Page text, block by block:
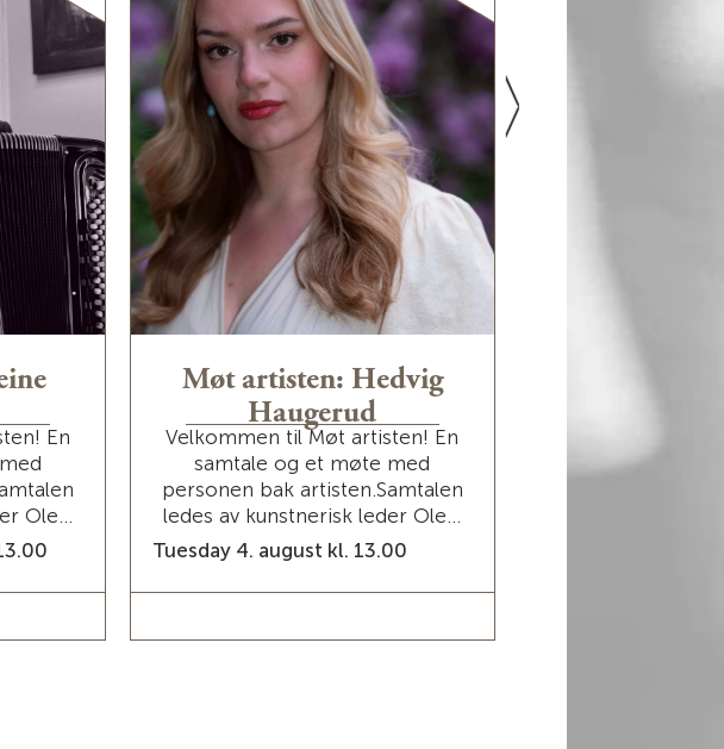
En
Ole...
Møt artisten: Hedvig
Haugerud
Velkommen til Møt artisten! En
samtale og et møte med
personen bak artisten.Samtalen
ledes av kunstnerisk leder Ole...
Tuesday 4. august kl. 13.00
samtale og